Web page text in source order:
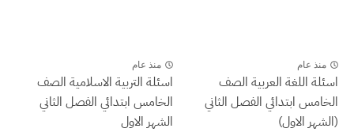
منذ عام
اسئلة اللغة العربية الصف
الخامس ابتدائي الفصل الثاني
(الشهر الاول)
منذ عام
اسئلة التربية الاسلامية الصف
الخامس ابتدائي الفصل الثاني
الشهر الاول